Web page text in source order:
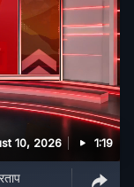
10, 2026 1:19